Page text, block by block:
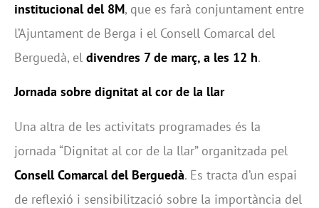
institucional del 8M, que es farà conjuntament entre
l’Ajuntament de Berga i el Consell Comarcal del
Berguedà, el divendres 7 de març, a les 12 h.
Jornada sobre dignitat al cor de la llar
Una altra de les activitats programades és la
jornada “Dignitat al cor de la llar” organitzada pel
Consell Comarcal del Berguedà. Es tracta d’un espai
de reflexió i sensibilització sobre la importància del